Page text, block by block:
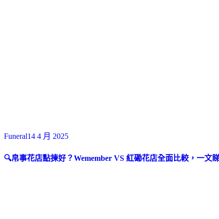
Funeral14 4 月 2025
🔍帛事花店點揀好？Wemember VS 紅磡花店全面比較，一文